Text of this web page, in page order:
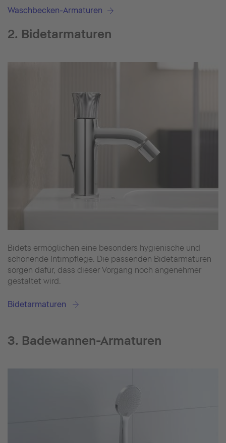
Waschbecken-Armaturen
2. Bidetarmaturen
Bidets ermöglichen eine besonders hygienische und
schonende Intimpflege. Die passenden Bidetarmaturen
sorgen dafür, dass dieser Vorgang noch angenehmer
gestaltet wird.
Bidetarmaturen
3. Badewannen-Armaturen